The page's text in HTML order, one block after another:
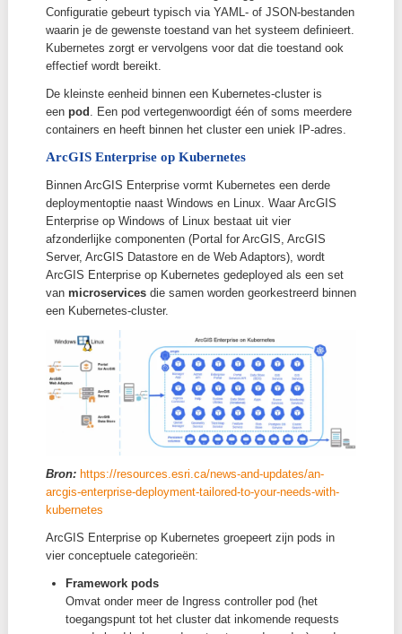
werd oorspronkelijk ontwikkeld door Google en staat
de orkestratie van containers.
Kubernetes zorgt voor schaalbaarheid door
containers toe te voegen of te verwijderen in functie
load. Daarnaast maakt het applicaties high available
falende containers automatisch te vervangen en
te verdelen over meerdere machines (nodes) binnen
cluster.
Een applicatie wordt zo als het ware
wanneer een container faalt of onstabiel wordt,
vervangt Kubernetes deze automatisch. Ook load-
wordt actief toegepast, waarbij netwerkverkeer
verdeeld wordt over gezonde containers om
vermijden.
Verder ondersteunt Kubernetes rolling updates en
rollbacks , waardoor applicaties zonder downtime
worden geüpdatet en indien nodig teruggedraaid.
Configuratie gebeurt typisch via YAML- of JSON-
waarin je de gewenste toestand van het systeem
Kubernetes zorgt er vervolgens voor dat die
effectief wordt bereikt.
De kleinste eenheid binnen een Kubernetes-cluster is
een pod. Een pod vertegenwoordigt één of soms
containers en heeft binnen het cluster een uniek IP-
ArcGIS Enterprise op Kubernetes